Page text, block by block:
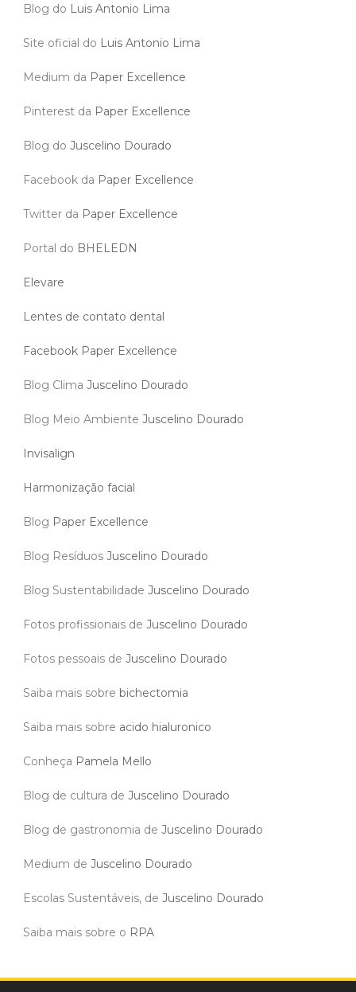
Blog do Luis Antonio Lima
Site oficial do Luis Antonio Lima
Medium da Paper Excellence
Pinterest da Paper Excellence
Blog do Juscelino Dourado
Facebook da Paper Excellence
Twitter da Paper Excellence
Portal do BHELEDN
Elevare
Lentes de contato dental
Facebook Paper Excellence
Blog Clima Juscelino Dourado
Blog Meio Ambiente Juscelino Dourado
Invisalign
Harmonização facial
Blog Paper Excellence
Blog Resíduos Juscelino Dourado
Blog Sustentabilidade Juscelino Dourado
Fotos profissionais de Juscelino Dourado
Fotos pessoais de Juscelino Dourado
Saiba mais sobre bichectomia
Saiba mais sobre acido hialuronico
Conheça Pamela Mello
Blog de cultura de Juscelino Dourado
Blog de gastronomia de Juscelino Dourado
Medium de Juscelino Dourado
Escolas Sustentáveis, de Juscelino Dourado
Saiba mais sobre o RPA